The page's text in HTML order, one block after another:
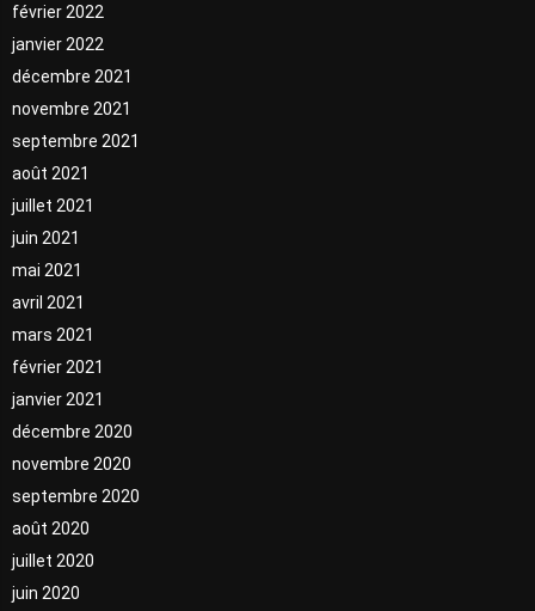
février 2022
janvier 2022
décembre 2021
novembre 2021
septembre 2021
août 2021
juillet 2021
juin 2021
mai 2021
avril 2021
mars 2021
février 2021
janvier 2021
décembre 2020
novembre 2020
septembre 2020
août 2020
juillet 2020
juin 2020